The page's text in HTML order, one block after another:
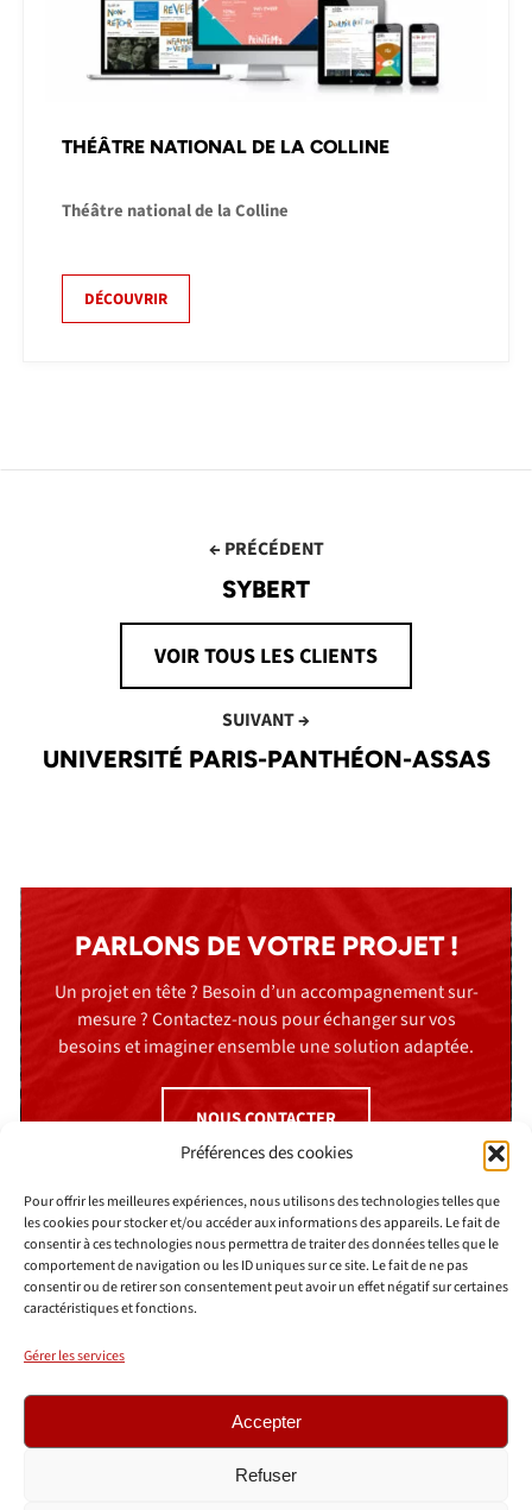
Préférences des cookies
Pour offrir les meilleures expériences, nous utilisons des technologies telles que
les cookies pour stocker et/ou accéder aux informations des appareils. Le fait de
consentir à ces technologies nous permettra de traiter des données telles que le
comportement de navigation ou les ID uniques sur ce site. Le fait de ne pas
consentir ou de retirer son consentement peut avoir un effet négatif sur certaines
caractéristiques et fonctions.
Gérer les services
Accepter
Refuser
THÉÂTRE NATIONAL DE LA COLLINE
Théâtre national de la Colline
DÉCOUVRIR
← PRÉCÉDENT
SYBERT
VOIR TOUS LES CLIENTS
SUIVANT →
UNIVERSITÉ PARIS-PANTHÉON-ASSAS
PARLONS DE VOTRE PROJET !
Un projet en tête ? Besoin d’un accompagnement sur-
mesure ? Contactez-nous pour échanger sur vos
besoins et imaginer ensemble une solution adaptée.
NOUS CONTACTER
AGENCE MINIT-L
52 boulevard Malesherbes
01 78 94 94 10
© 2026 © Agence Minit-L
FAQ